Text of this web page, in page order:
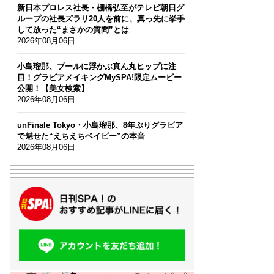
新日本プロレス社長・棚橋弘至がテレビ朝日グ
ループの社長ズラリ20人を前に、真っ先に挙手
して放った“まさかの質問”とは
2026年08月06日
小島瑠那、プールに浮かぶ真ん丸ヒップに注
目！グラビアメイキングMySPA!限定ムービー
公開！【美女検索】
2026年08月06日
unFinale Tokyo・小島瑠那、8年ぶりグラビア
で魅せた“えちえちベイビー”の本音
2026年08月06日